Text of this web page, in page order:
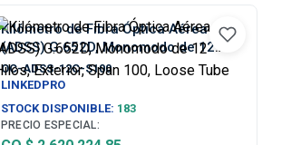
Kilómetro de Fibra Óptica Aérea
(ADSS) G.652D, Monomodo de 12
Hilos, Exterior, Span 100, Loose
Tube
OC-ADSS-12C-S100
LINKEDPRO
STOCK DISPONIBLE: 183
PRECIO ESPECIAL: